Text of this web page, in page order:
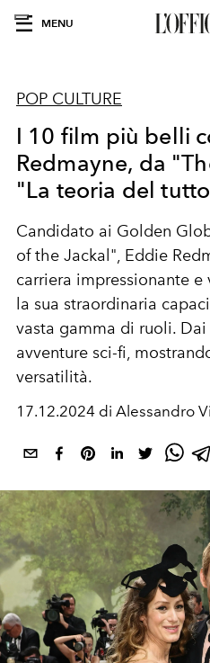
MENU
POP CULTURE
I 10 film più belli
Redmayne, da
"La teoria del
Candidato ai Golden
of the Jackal", Eddie
carriera impressionante
la sua straordinaria
vasta gamma di ruoli.
avventure sci-fi,
versatilità.
17.12.2024 di Alessandro